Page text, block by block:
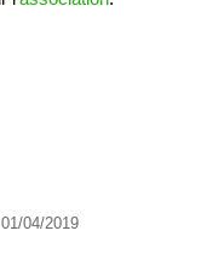
01/04/2019